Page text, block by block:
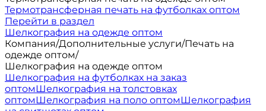
Термотрансферная печать на футболках оптом
Перейти в раздел
Шелкография на одежде оптом
Компания/Дополнительные услуги/Печать на
одежде оптом/
Шелкография на одежде оптом
Шелкография на футболках на заказ
оптомШелкография на толстовках
оптомШелкография на поло оптомШелкография